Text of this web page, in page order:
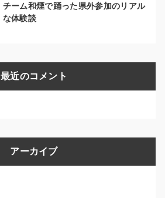
チーム和煙で踊った県外参加のリアル
な体験談
最近のコメント
アーカイブ